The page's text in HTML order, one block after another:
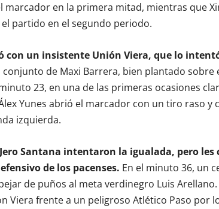
marcador en la primera mitad, mientras que
partido en el segundo periodo.
con un insistente Unión Viera, que lo
conjunto de Maxi Barrera, bien plantado sobre
23, en una de las primeras ocasiones
Yunes abrió el marcador con un tiro raso y
izquierda.
Santana intentaron la igualada, pero les
de los pacenses. En el minuto 36, un
de puños al meta verdinegro Luis
Viera frente a un peligroso Atlético Paso por